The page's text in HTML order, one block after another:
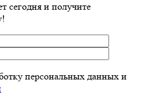
сегодня и получите
персональных данных и